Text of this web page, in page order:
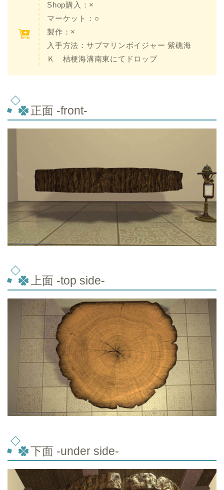
Shop購入：×
マーケット：○
製作：×
入手方法：サブマリンボイジャー 紫礁海
Ｋ 桔梗海溝南東にてドロップ
正面 -front-
上面 -top side-
下面 -under side-